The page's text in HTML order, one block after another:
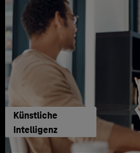
Künstliche
Intelligenz